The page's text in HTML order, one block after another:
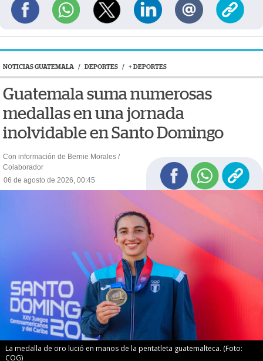
NOTICIAS GUATEMALA / DEPORTES / + DEPORTES
Guatemala suma numerosas
medallas en una jornada
inolvidable en Santo Domingo
Con información de Bernie Morales /
Colaborador
06 de agosto de 2026, 00:45
La medalla de oro lució en manos de la pentatleta guatemalteca. (Foto:
COG)